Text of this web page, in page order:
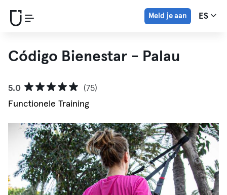
Meld je aan ES
Código Bienestar - Palau
5.0
(75)
Functionele Training